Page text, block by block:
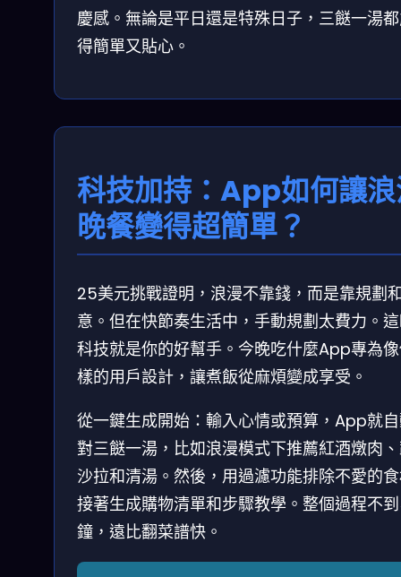
慶感。無論是平日還是特殊日子，三餸一湯
得簡單又貼心。
科技加持：App如何讓
晚餐變得超簡單？
25美元挑戰證明，浪漫不靠錢，而是靠規劃
意。但在快節奏生活中，手動規劃太費力。
科技就是你的好幫手。今晚吃什麼App專為
樣的用戶設計，讓煮飯從麻煩變成享受。
從一鍵生成開始：輸入心情或預算，App就
對三餸一湯，比如浪漫模式下推薦紅酒燉肉
沙拉和清湯。然後，用過濾功能排除不愛的
接著生成購物清單和步驟教學。整個過程不
鐘，遠比翻菜譜快。